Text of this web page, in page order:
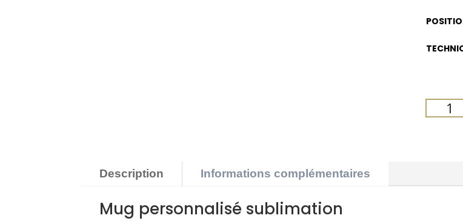
QUANTITÉ
DE
Description Informations complémentaires
Mug personnalisé sublimation